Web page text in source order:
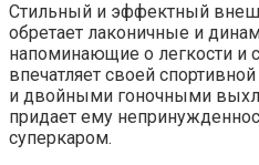
Стильный и эффектный
обретает лаконичные и
напоминающие о легкости и
впечатляет своей
и двойными гоночными
придает ему
суперкаром.